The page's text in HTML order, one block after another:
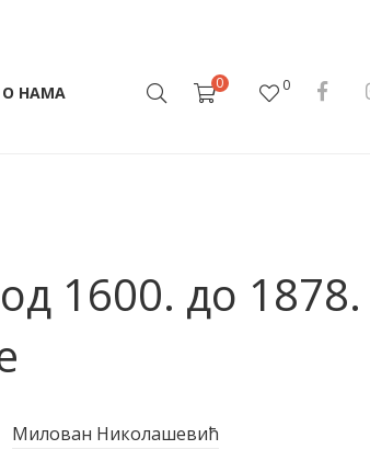
О НАМА 0 0
1600. до 1878.
Милован Николашевић